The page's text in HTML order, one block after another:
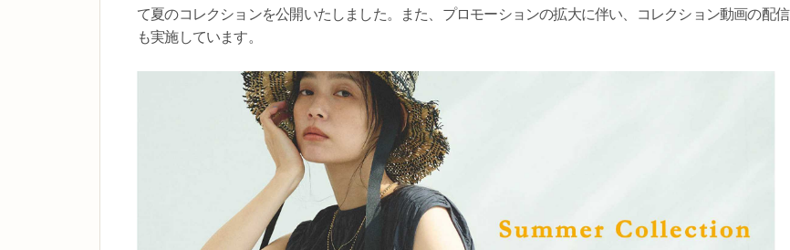
て夏のコレクションを公開いたしました。また、プロモーションの拡大に伴い、コレクション動画の配信
も実施しています。